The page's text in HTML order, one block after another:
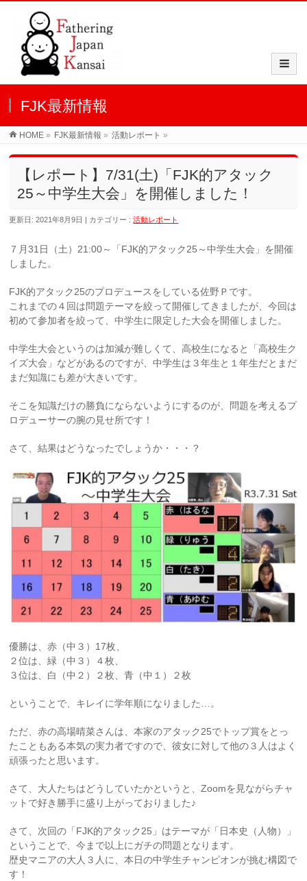
FJK最新情報
HOME » FJK最新情報 » 活動レポート »
【レポート】7/31(土)「FJK的アタック
25～中学生大会」を開催しました！
更新日: 2021年8月9日 カテゴリー :活動レポート
７月31日（土）21:00～「FJK的アタック25～中学生大会」を開催
しました。
FJK的アタック25のプロデュースをしている佐野Ｐです。
これまでの４回は問題テーマを絞って開催してきましたが、今回は
初めて参加者を絞って、中学生に限定した大会を開催しました。
中学生大会というのは加減が難しくて、高校生になると「高校生ク
イズ大会」などがあるのですが、中学生は３年生と１年生だとまだ
まだ知識にも差が大きいです。
そこを知識だけの勝負にならないようにするのが、問題を考えるプ
ロデューサーの腕の見せ所です！
さて、結果はどうなったでしょうか・・・？
優勝は、赤（中３）17枚、
２位は、緑（中３）４枚、
３位は、白（中２）２枚、青（中１）２枚
ということで、キレイに学年順になりました…。
ただ、赤の高場晴菜さんは、本家のアタック25でトップ賞をとっ
たこともある本気の実力者ですので、彼女に対して他の３人はよく
頑張ったと思います。
さて、大人たちはどうしていたかというと、Zoomを見ながらチャ
ットで好き勝手に盛り上がっておりました♪
さて、次回の「FJK的アタック25」はテーマが「日本史（人物）」
ということで、今まで以上にガチの問題となります。
歴史マニアの大人３人に、本日の中学生チャンピオンが挑む構図で
す！